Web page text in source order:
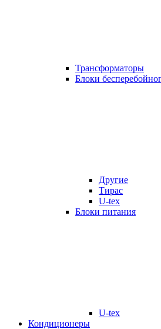
Трансформаторы
Блоки
Другие
Тирас
U-tex
Блоки питания
U-tex
Кондиционеры